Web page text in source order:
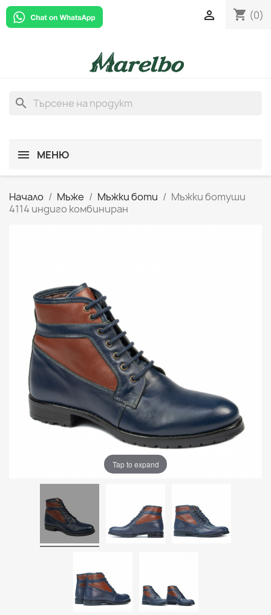
shopping_cart (0)

search
МЕНЮ
Начало Мъже Мъжки боти
Мъжки ботуши
4114 индиго комбиниран
Tap to expand